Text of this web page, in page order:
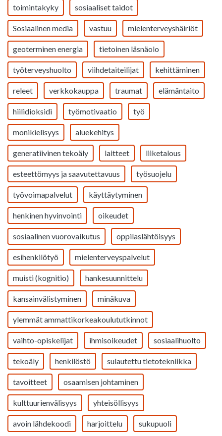
toimintakyky sosiaaliset taidot
Sosiaalinen media vastuu mielenterveyshäiriöt
geoterminen energia tietoinen läsnäolo
työterveyshuolto viihdetaiteilijat kehittäminen
releet verkkokauppa traumat elämäntaito
hiilidioksidi työmotivaatio työ
monikielisyys aluekehitys
generatiivinen tekoäly laitteet liiketalous
esteettömyys ja saavutettavuus työsuojelu
työvoimapalvelut käyttäytyminen
henkinen hyvinvointi oikeudet
sosiaalinen vuorovaikutus oppilaslähtöisyys
esihenkilötyö mielenterveyspalvelut
muisti (kognitio) hankesuunnittelu
kansainvälistyminen minäkuva
ylemmät ammattikorkeakoulututkinnot
vaihto-opiskelijat ihmisoikeudet sosiaalihuolto
tekoäly henkilöstö sulautettu tietotekniikka
tavoitteet osaamisen johtaminen
kulttuurienvälisyys yhteisöllisyys
avoin lähdekoodi harjoittelu sukupuoli